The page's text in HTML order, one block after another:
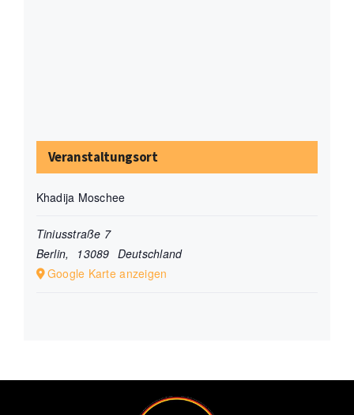
Veranstaltungsort
Khadija Moschee
Tiniusstraße 7
Berlin, 13089 Deutschland
Google Karte anzeigen